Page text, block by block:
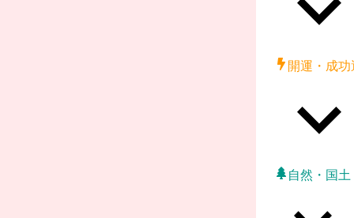
開運・成功
自然・国土